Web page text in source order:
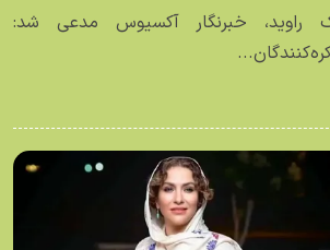
راوید، خبرنگار آکسیوس مدعی شد: